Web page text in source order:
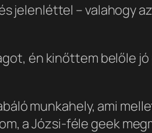
jelenléttel – valahogy
én kinőttem belőle jó
munkahely, ami
a Józsi-féle geek